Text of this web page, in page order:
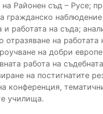
на Районен съд – Русе;
гражданско
и работата на съда;
отразяване на работата
на добри
работа на
на постигнатите
конференция,
училища.